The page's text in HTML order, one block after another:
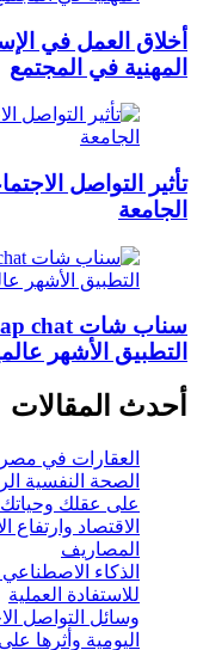
أخلاق العمل في
المهنية في المجتمع
تأثير التواصل
الجامعة
التطبيق الأشهر
أحدث المقالات
العقارات في مصر 2025 : نصائح للشراء والاستثمار الذكي
على عقلك وحياتك
المصاريف
للاستفادة العملية
وسائل التواصل
اليومية وأثرها